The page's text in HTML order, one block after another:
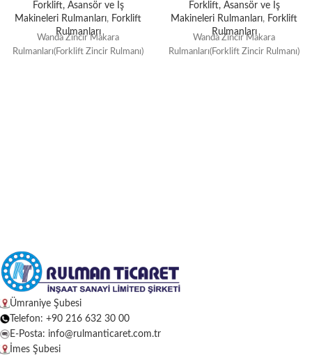
Forklift, Asansör ve İş
Makineleri Rulmanları, Forklift
Rulmanları
Wanda Zincir Makara
Rulmanları(Forklift Zincir Rulmanı)
Forklift, Asansör ve İş
Makineleri Rulmanları, Forklift
Rulmanları
Wanda Zincir Makara
Rulmanları(Forklift Zincir Rulmanı)
Ümraniye Şubesi
Telefon: +90 216 632 30 00
E-Posta: info@rulmanticaret.com.tr
İmes Şubesi